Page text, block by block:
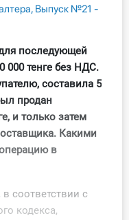
Выпуск №21 -
последующей
000 тенге без НДС.
составила 5
продан
и только затем
Какими
в
соответствии с
кодекса,